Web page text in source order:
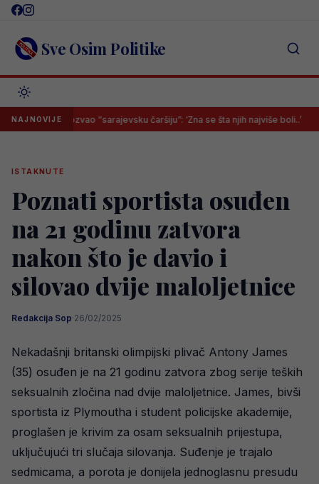
Skip
content Sve Osim Politike
NAJNOVIJE“sarajevsku čaršiju”: ‘Zna se šta njih najviše boli..’ U
ISTAKNUTE
Poznati sportista osuđen
na 21 godinu zatvora
nakon što je davio i
silovao dvije maloljetnice
Redakcija Sop·26/02/2025
Nekadašnji britanski olimpijski plivač Antony James
(35) osuđen je na 21 godinu zatvora zbog serije teških
seksualnih zločina nad dvije maloljetnice. James, bivši
sportista iz Plymoutha i student policijske akademije,
proglašen je krivim za osam seksualnih prijestupa,
uključujući tri slučaja silovanja. Suđenje je trajalo
sedmicama, a porota je donijela jednoglasnu presudu